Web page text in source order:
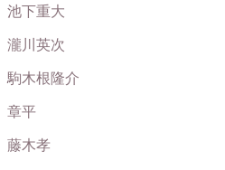
池下重大
瀧川英次
駒木根隆介
章平
藤木孝